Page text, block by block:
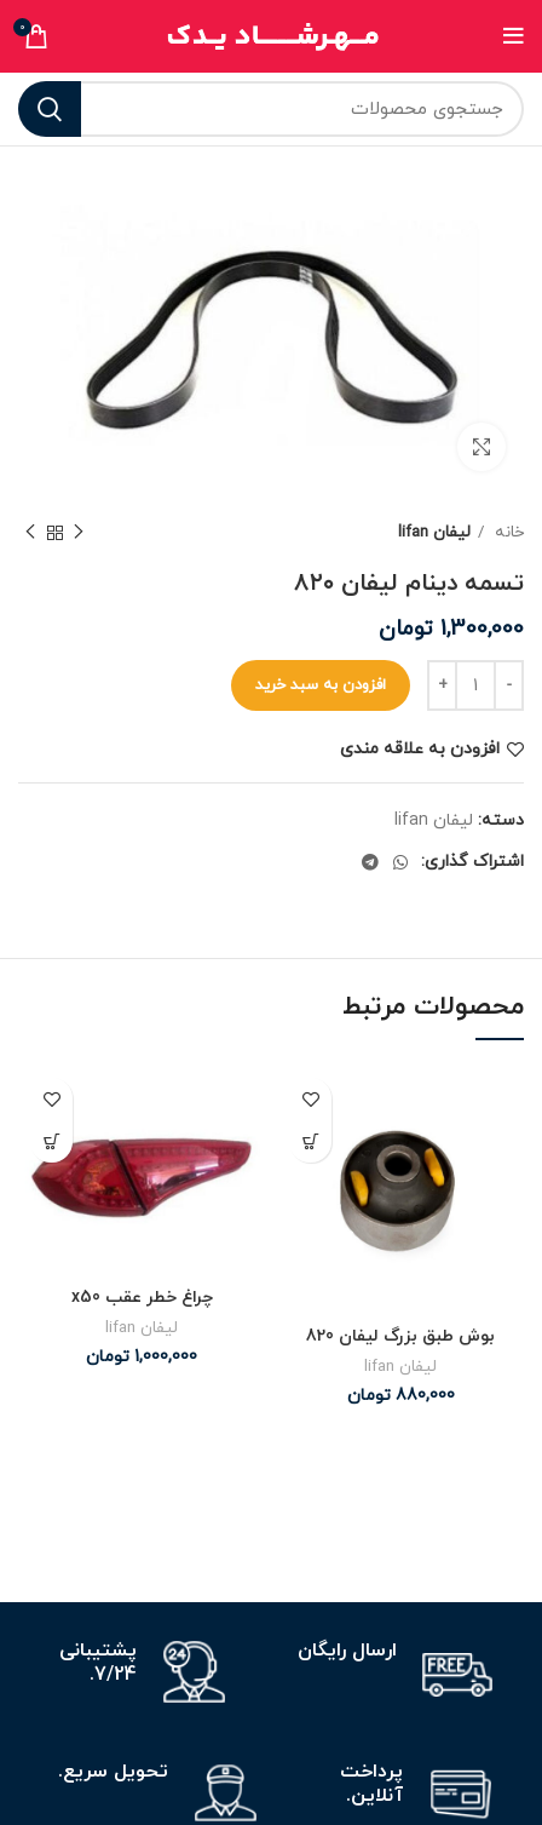
0
خانه لیفان lifan
تسمه دینام لیفان ۸۲۰
1,300,000 تومان
افزودن به سبد خرید
افزودن به علاقه مندی
دسته: لیفان lifan
اشتراک گذاری:
محصولات مرتبط
بوش طبق بزرگ لیفان 820
لیفان lifan
880,000 تومان
چراغ خطر عقب x50
لیفان lifan
1,000,000 تومان
ارسال رایگان
پشتیبانی
7/24.
پرداخت
آنلاین.
تحویل سریع.